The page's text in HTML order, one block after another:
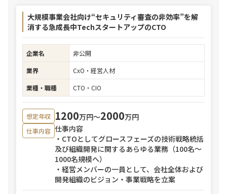
大規模事業会社向け“セキュリティ審査の非効率”を解
消する急成長中TechスタートアップのCTO
企業名
非公開
業界
CxO・経営人材
業種・職種
CTO・CIO
想定年収 1200万円〜2000万円
仕事内容 仕事内容
・CTOとしてグロースフェーズの技術戦略統括
及び組織開発に関するあらゆる業務（100名～
1000名規模へ）
・経営メンバーの一員として、会社全体および
開発組織のビジョン・事業戦略を立案